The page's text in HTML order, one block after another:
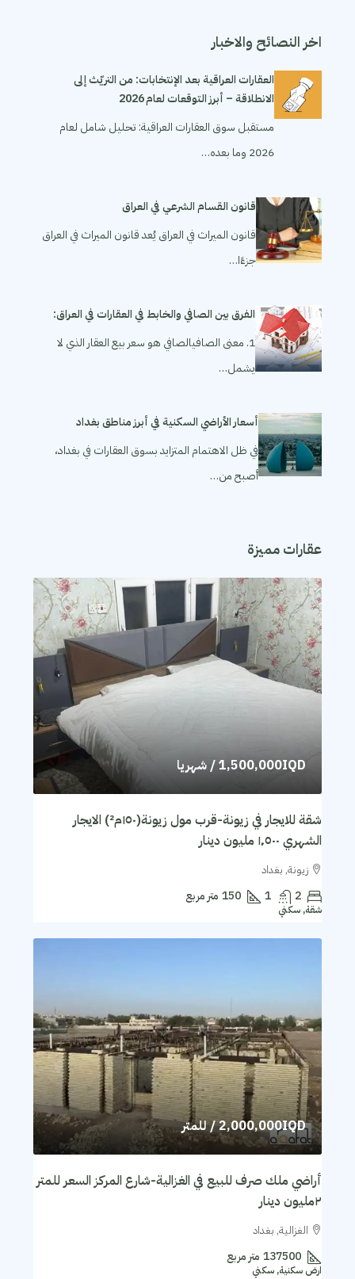
اخر النصائح والاخبار
العقارات العراقية بعد الإنتخابات: من التريّث إلى
الانطلاقة – أبرز التوقعات لعام 2026
مستقبل سوق العقارات العراقية: تحليل شامل لعام
2026 وما بعده…
قانون القسام الشرعي في العراق
قانون الميراث في العراق يُعد قانون الميراث في العراق
جزءًا…
الفرق بين الصافي والخابط في العقارات في العراق:
1. معنى الصافيالصافي هو سعر بيع العقار الذي لا
يشمل…
أسعار الأراضي السكنية في أبرز مناطق بغداد
في ظل الاهتمام المتزايد بسوق العقارات في بغداد،
أصبح من…
عقارات مميزة
1,500,000IQD/ شهريا
شقة للايجار في زيونة-قرب مول زيونة(١٥٠م²) الايجار
الشهري ١٬٥٠٠ مليون دينار
زيونة, بغداد
2
1
150 متر مربع
شقة, سكني
2,000,000IQD/ للمتر
أراضي ملك صرف للبيع في الغزالية-شارع المركز السعر للمتر
٢مليون دينار
الغزالية, بغداد
137500 متر مربع
ارض سكنية, سكني